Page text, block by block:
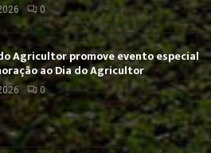
0
Agricultor promove evento especial
ao Dia do Agricultor
0